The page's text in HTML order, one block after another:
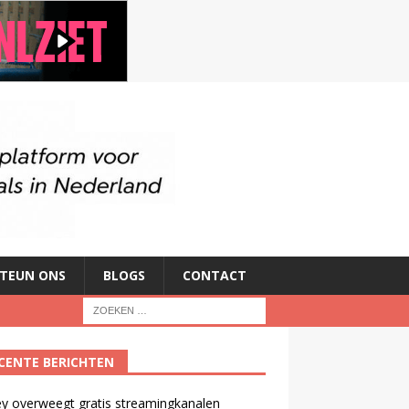
ONS BLOGS CONTACT
BERICHTEN
overweegt gratis streamingkanalen